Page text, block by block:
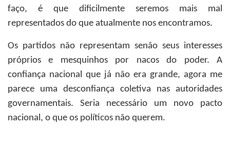
faço, é que dificilmente seremos mais mal
representados do que atualmente nos encontramos.
Os partidos não representam senão seus interesses
próprios e mesquinhos por nacos do poder. A
confiança nacional que já não era grande, agora me
parece uma desconfiança coletiva nas autoridades
governamentais. Seria necessário um novo pacto
nacional, o que os políticos não querem.